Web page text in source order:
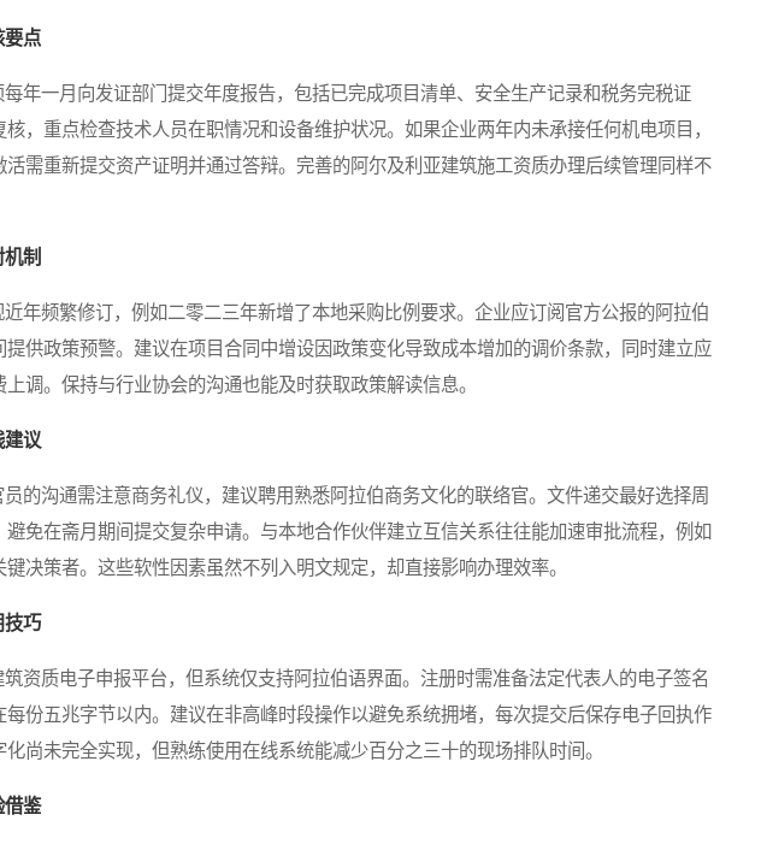
要点
一月向发证部门提交年度报告，包括已完成项目清单、安全生产记录和税务完税证
，重点检查技术人员在职情况和设备维护状况。如果企业两年内未承接任何机电项目，
活需重新提交资产证明并通过答辩。完善的阿尔及利亚建筑施工资质办理后续管理同样不
制
频繁修订，例如二零二三年新增了本地采购比例要求。企业应订阅官方公报的阿拉伯
供政策预警。建议在项目合同中增设因政策变化导致成本增加的调价条款，同时建立应
调。保持与行业协会的沟通也能及时获取政策解读信息。
建议
沟通需注意商务礼仪，建议聘用熟悉阿拉伯商务文化的联络官。文件递交最好选择周
避免在斋月期间提交复杂申请。与本地合作伙伴建立互信关系往往能加速审批流程，例如
决策者。这些软性因素虽然不列入明文规定，却直接影响办理效率。
技巧
质电子申报平台，但系统仅支持阿拉伯语界面。注册时需准备法定代表人的电子签名
份五兆字节以内。建议在非高峰时段操作以避免系统拥堵，每次提交后保存电子回执作
尚未完全实现，但熟练使用在线系统能减少百分之三十的现场排队时间。
借鉴